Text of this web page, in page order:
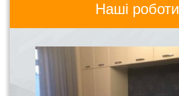
Наші роботи